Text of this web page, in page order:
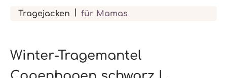
Tragejacken für Mamas
Winter-Tragemantel